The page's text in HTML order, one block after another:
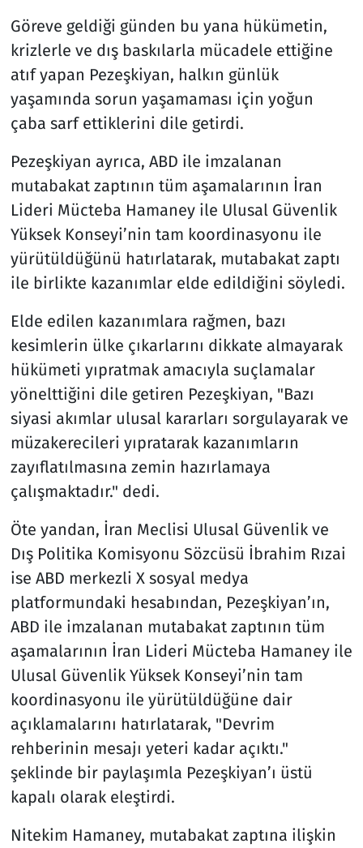
Göreve geldiği günden bu yana hükümetin,
krizlerle ve dış baskılarla mücadele ettiğine
atıf yapan Pezeşkiyan, halkın günlük
yaşamında sorun yaşamaması için yoğun
çaba sarf ettiklerini dile getirdi.
Pezeşkiyan ayrıca, ABD ile imzalanan
mutabakat zaptının tüm aşamalarının İran
Lideri Mücteba Hamaney ile Ulusal Güvenlik
Yüksek Konseyi’nin tam koordinasyonu ile
yürütüldüğünü hatırlatarak, mutabakat zaptı
ile birlikte kazanımlar elde edildiğini söyledi.
Elde edilen kazanımlara rağmen, bazı
kesimlerin ülke çıkarlarını dikkate almayarak
hükümeti yıpratmak amacıyla suçlamalar
yönelttiğini dile getiren Pezeşkiyan, "Bazı
siyasi akımlar ulusal kararları sorgulayarak ve
müzakerecileri yıpratarak kazanımların
zayıflatılmasına zemin hazırlamaya
çalışmaktadır." dedi.
Öte yandan, İran Meclisi Ulusal Güvenlik ve
Dış Politika Komisyonu Sözcüsü İbrahim Rızai
ise ABD merkezli X sosyal medya
platformundaki hesabından, Pezeşkiyan’ın,
ABD ile imzalanan mutabakat zaptının tüm
aşamalarının İran Lideri Mücteba Hamaney ile
Ulusal Güvenlik Yüksek Konseyi’nin tam
koordinasyonu ile yürütüldüğüne dair
açıklamalarını hatırlatarak, "Devrim
rehberinin mesajı yeteri kadar açıktı."
şeklinde bir paylaşımla Pezeşkiyan’ı üstü
kapalı olarak eleştirdi.
Nitekim Hamaney, mutabakat zaptına ilişkin